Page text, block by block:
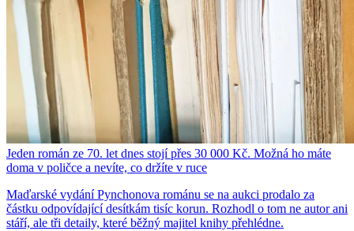
Jeden román ze 70. let dnes stojí přes 30 000 Kč. Možná ho máte
doma v poličce a nevíte, co držíte v ruce
Maďarské vydání Pynchonova románu se na aukci prodalo za
částku odpovídající desítkám tisíc korun. Rozhodl o tom ne autor ani
stáří, ale tři detaily, které běžný majitel knihy přehlédne.